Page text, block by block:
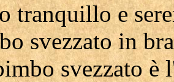
tranquillo e
svezzato in
svezzato è